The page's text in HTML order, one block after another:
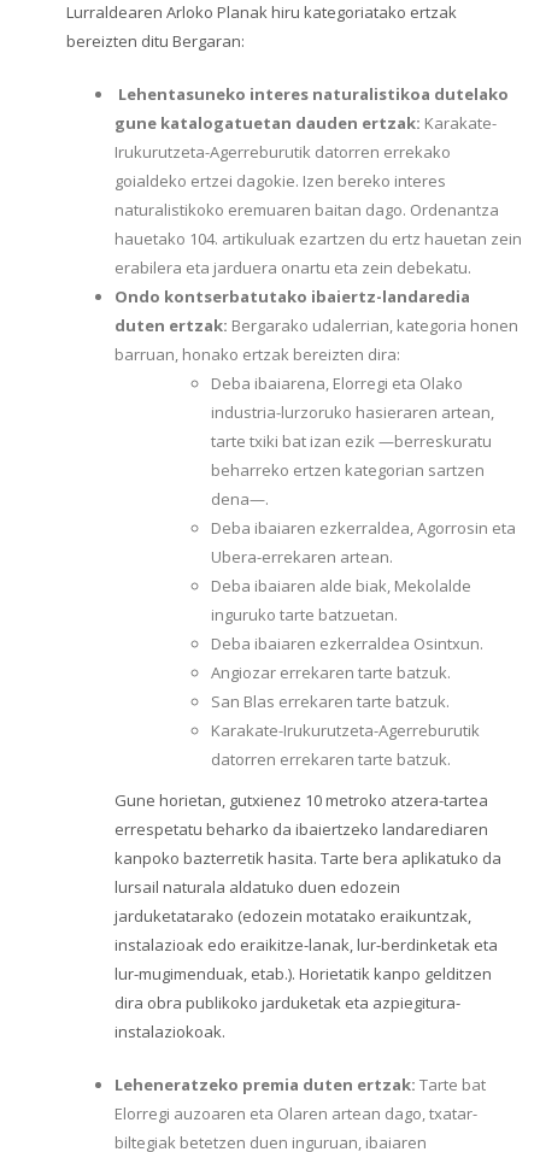
Lurraldearen Arloko Planak hiru kategoriatako ertzak
bereizten ditu Bergaran:
Lehentasuneko interes naturalistikoa dutelako
gune katalogatuetan dauden ertzak: Karakate-
Irukurutzeta-Agerreburutik datorren errekako
goialdeko ertzei dagokie. Izen bereko interes
naturalistikoko eremuaren baitan dago. Ordenantza
hauetako 104. artikuluak ezartzen du ertz hauetan zein
erabilera eta jarduera onartu eta zein debekatu.
Ondo kontserbatutako ibaiertz-landaredia
duten ertzak: Bergarako udalerrian, kategoria honen
barruan, honako ertzak bereizten dira:
Deba ibaiarena, Elorregi eta Olako
industria-lurzoruko hasieraren artean,
tarte txiki bat izan ezik —berreskuratu
beharreko ertzen kategorian sartzen
dena—.
Deba ibaiaren ezkerraldea, Agorrosin eta
Ubera-errekaren artean.
Deba ibaiaren alde biak, Mekolalde
inguruko tarte batzuetan.
Deba ibaiaren ezkerraldea Osintxun.
Angiozar errekaren tarte batzuk.
San Blas errekaren tarte batzuk.
Karakate-Irukurutzeta-Agerreburutik
datorren errekaren tarte batzuk.
Gune horietan, gutxienez 10 metroko atzera-tartea
errespetatu beharko da ibaiertzeko landarediaren
kanpoko bazterretik hasita. Tarte bera aplikatuko da
lursail naturala aldatuko duen edozein
jarduketatarako (edozein motatako eraikuntzak,
instalazioak edo eraikitze-lanak, lur-berdinketak eta
lur-mugimenduak, etab.). Horietatik kanpo gelditzen
dira obra publikoko jarduketak eta azpiegitura-
instalaziokoak.
Leheneratzeko premia duten ertzak: Tarte bat
Elorregi auzoaren eta Olaren artean dago, txatar-
biltegiak betetzen duen inguruan, ibaiaren